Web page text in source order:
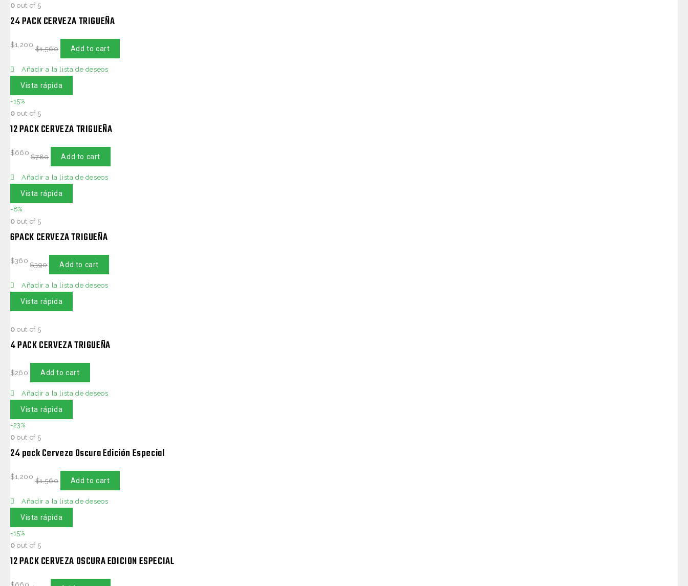
0 out of 5
24 PACK CERVEZA TRIGUEÑA
$1,560
$1,200 Add to cart
Añadir a la lista de deseos
Vista rápida
-15%
0 out of 5
12 PACK CERVEZA TRIGUEÑA
$780
$660 Add to cart
Añadir a la lista de deseos
Vista rápida
-8%
0 out of 5
6PACK CERVEZA TRIGUEÑA
$390
$360 Add to cart
Añadir a la lista de deseos
Vista rápida
0 out of 5
4 PACK CERVEZA TRIGUEÑA
$260 Add to cart
Añadir a la lista de deseos
Vista rápida
-23%
0 out of 5
24 pack Cerveza Oscura Edición Especial
$1,560
$1,200 Add to cart
Añadir a la lista de deseos
Vista rápida
-15%
0 out of 5
12 PACK CERVEZA OSCURA EDICION ESPECIAL